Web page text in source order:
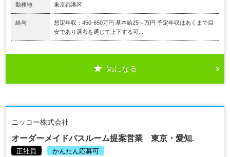
勤務地 東京都港区
給与
想定年収：450-650万円 基本給25～万円 予定年収はあくまで目
安であり選考を通じて上下する可...
気になる
ニッコー株式会社
オーダーメイドバスルーム提案営業 東京・愛知.
正社員 かんたん応募可